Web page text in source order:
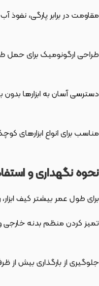
مقاومت در برابر پارگی، نفوذ
طراحی ارگونومیک برای حمل
دسترسی آسان به ابزارها
مناسب برای انواع ابزارهای
نحوه نگهداری و
برای طول عمر بیشتر کیف
تمیز کردن منظم بدنه خارجی
جلوگیری از بارگذاری بیش از